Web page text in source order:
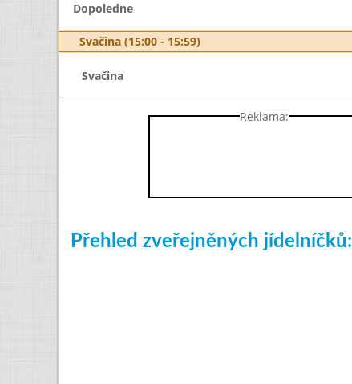
Dopoledne
Svačina (15:00 - 15:59)
Svačina
Reklama:
Přehled zveřejněných jídelníčků: